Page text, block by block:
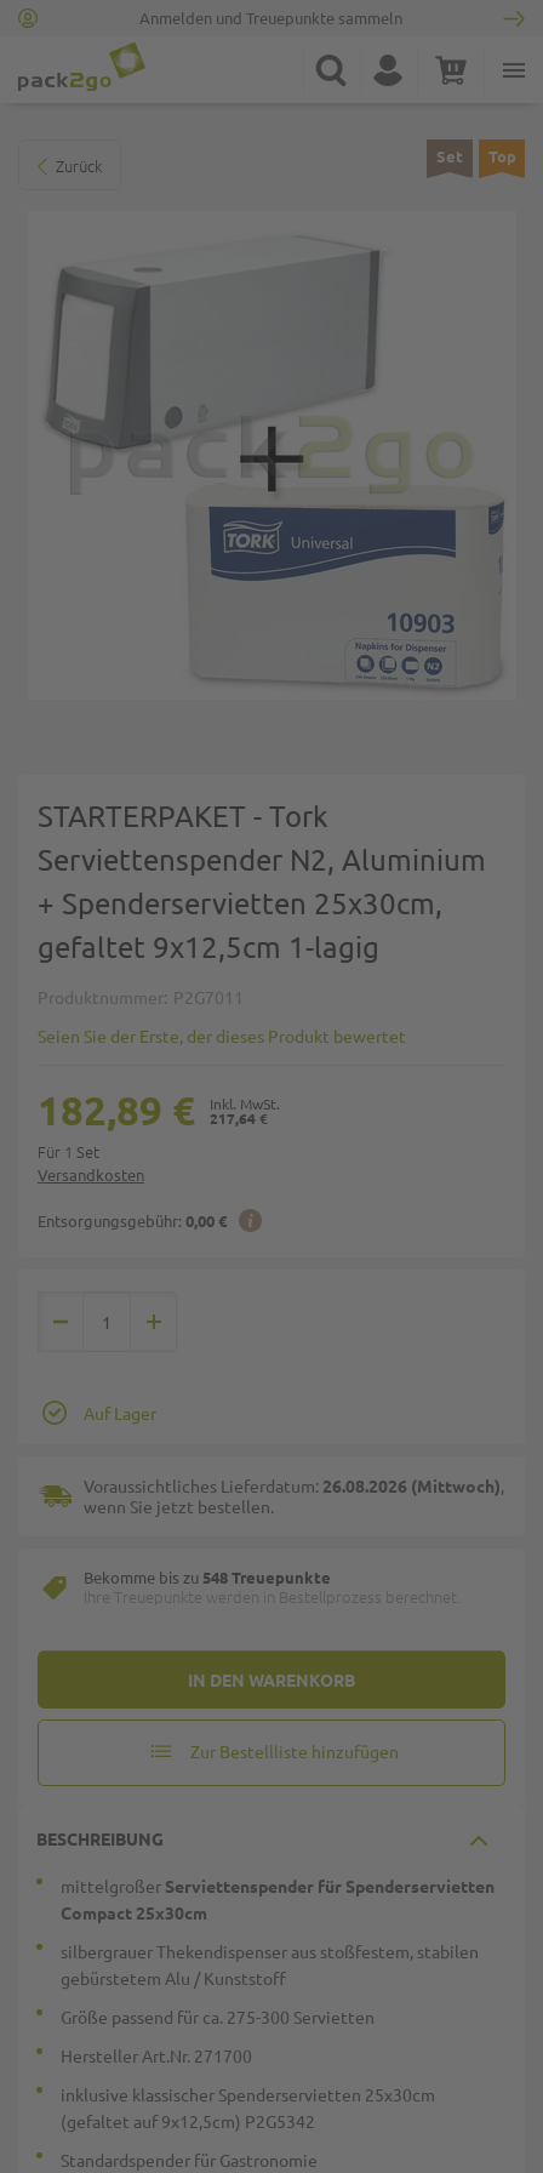
Anmelden und Treuepunkte sammeln
Suche Konto Warenkorb
Zurück Set Top
STARTERPAKET - Tork
Serviettenspender N2, Aluminium
+ Spenderservietten 25x30cm,
gefaltet 9x12,5cm 1-lagig
Produktnummer P2G7011
Seien Sie der Erste, der dieses Produkt bewertet
Versandkosten
Entsorgungsgebühr: 0,00 €
217,64 €
182,89 €
Für 1 Set
IN DEN WARENKORB
Auf Lager
Voraussichtliches Lieferdatum: 26.08.2026 (Mittwoch),
wenn Sie jetzt bestellen.
Bekomme bis zu 548 Treuepunkte
Ihre Treuepunkte werden in Bestellprozess berechnet.
Zur Bestellliste hinzufügen
BESCHREIBUNG
mittelgroßer Serviettenspender für Spenderservietten
Compact 25x30cm
silbergrauer Thekendispenser aus stoßfestem, stabilen
gebürstetem Alu / Kunststoff
Größe passend für ca. 275-300 Servietten
Hersteller Art.Nr. 271700
inklusive klassischer Spenderservietten 25x30cm
(gefaltet auf 9x12,5cm) P2G5342
Standardspender für Gastronomie